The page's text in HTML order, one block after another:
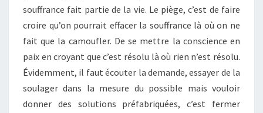
souffrance fait partie de la vie. Le piège, c’est de faire
croire qu’on pourrait effacer la souffrance là où on ne
fait que la camoufler. De se mettre la conscience en
paix en croyant que c’est résolu là où rien n’est résolu.
Évidemment, il faut écouter la demande, essayer de la
soulager dans la mesure du possible mais vouloir
donner des solutions préfabriquées, c’est fermer